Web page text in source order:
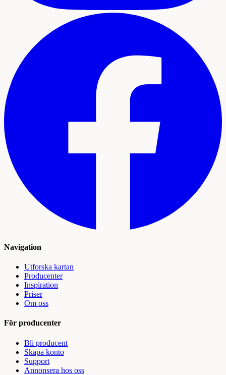
Navigation
Utforska kartan
Producenter
Inspiration
Priser
Om oss
För producenter
Bli producent
Skapa konto
Support
Annonsera hos oss